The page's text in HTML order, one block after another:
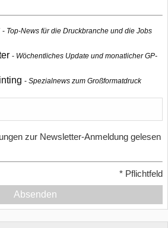
Top-News für die Druckbranche und die Jobs
Wöchentliches Update und monatlicher GP-
Spezialnews zum Großformatdruck
zur Newsletter-Anmeldung gelesen
* Pflichtfeld
Absenden